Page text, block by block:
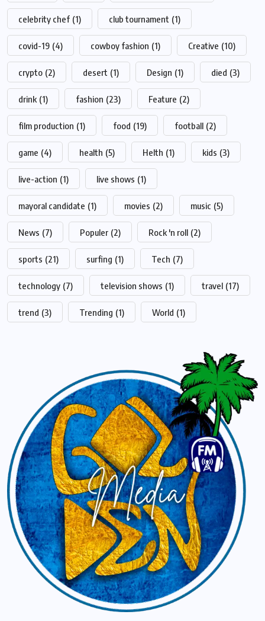
celebrity chef (1) club tournament (1)
covid-19 (4) cowboy fashion (1) Creative (10)
crypto (2) desert (1) Design (1) died (3)
drink (1) fashion (23) Feature (2)
film production (1) food (19) football (2)
game (4) health (5) Helth (1) kids (3)
live-action (1) live shows (1)
mayoral candidate (1) movies (2) music (5)
News (7) Populer (2) Rock 'n roll (2)
sports (21) surfing (1) Tech (7)
technology (7) television shows (1) travel (17)
trend (3) Trending (1) World (1)